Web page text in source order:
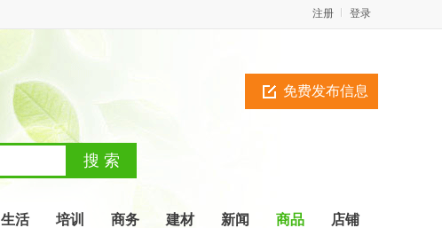
登录
注册
免费发布信息
生活 培训 商务 建材 新闻 商品 店铺